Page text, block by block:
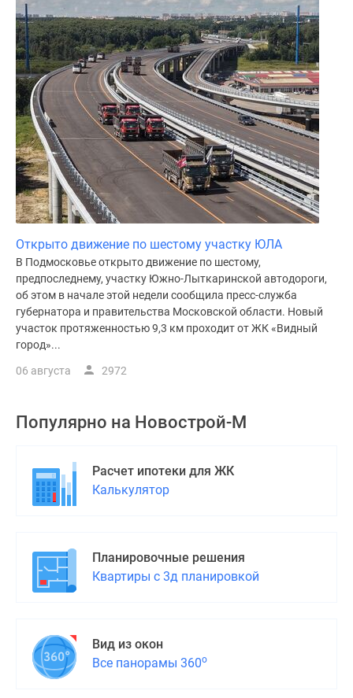
Открыто движение по шестому участку ЮЛА
В Подмосковье открыто движение по шестому,
предпоследнему, участку Южно-Лыткаринской автодороги,
об этом в начале этой недели сообщила пресс-служба
губернатора и правительства Московской области. Новый
участок протяженностью 9,3 км проходит от ЖК «Видный
город»...
06 августа 2972
Популярно на Новострой-М
Расчет ипотеки для ЖК
Калькулятор
Планировочные решения
Квартиры с 3д планировкой
Вид из окон
Все панорамы 360о